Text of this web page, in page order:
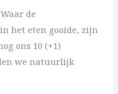
de
het eten gooide, zijn
ons 10 (+1)
we natuurlijk